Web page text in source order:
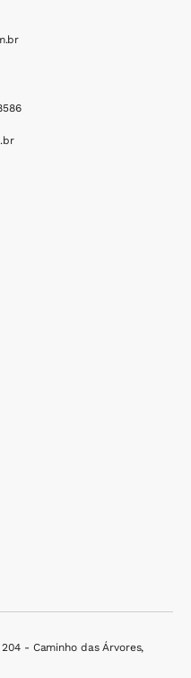
- Caminho das Árvores,